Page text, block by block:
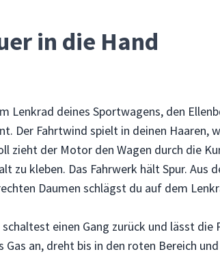
in die Hand
Lenkrad deines Sportwagens, den
Der Fahrtwind spielt in deinen Haaren,
zieht der Motor den Wagen durch die
zu kleben. Das Fahrwerk hält Spur. Aus
Daumen schlägst du auf dem
einen Gang zurück und lässt die
an, dreht bis in den roten Bereich